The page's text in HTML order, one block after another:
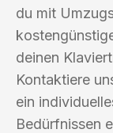
du mit
deinen
Kontaktiere
ein
Bedürfnissen